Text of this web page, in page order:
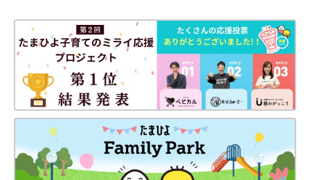
小児科医は確かに病気のエキスパートですが、ママやパパはその
子のエキスパートです。ママやパパの勘が「異常」といっている
場合、まず小児科に相談してみましょう。至急受診すべきか、し
ばらく待って受診すべきか、お世話の工夫をしながら様子を見て
いいか、アドバイスをくれますよ。
※医師から指示されている事柄があれば、そちらを優先してくだ
さい。また、この記事を読んでも心配が残る場合は、小児科医に
相談しましょう。